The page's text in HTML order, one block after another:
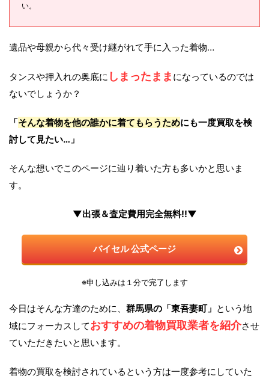
い。
遺品や母親から代々受け継がれて手に入った着物…
タンスや押入れの奥底に しまったまま になっているのでは
ないでしょうか？
「そんな着物を他の誰かに着てもらうためにも一度買取を検
討して見たい…」
そんな想いでこのページに辿り着いた方も多いかと思いま
す。
▼出張＆査定費用完全無料!!▼
バイセル 公式ページ
※申し込みは１分で完了します
今日はそんな方達のために、 群馬県の「東吾妻町」 という地
域にフォーカスしておすすめの着物買取業者を紹介させ
ていただきたいと思います。
着物の買取を検討されているという方は一度参考にしていた